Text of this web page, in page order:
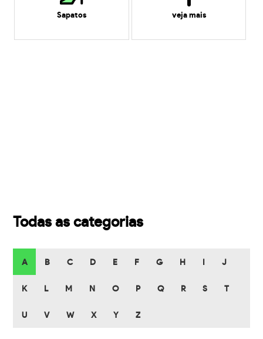
Sapatos veja mais
Todas as categorias
A B C D E F G H J
K L M N O P Q R S T
U V W X Y Z